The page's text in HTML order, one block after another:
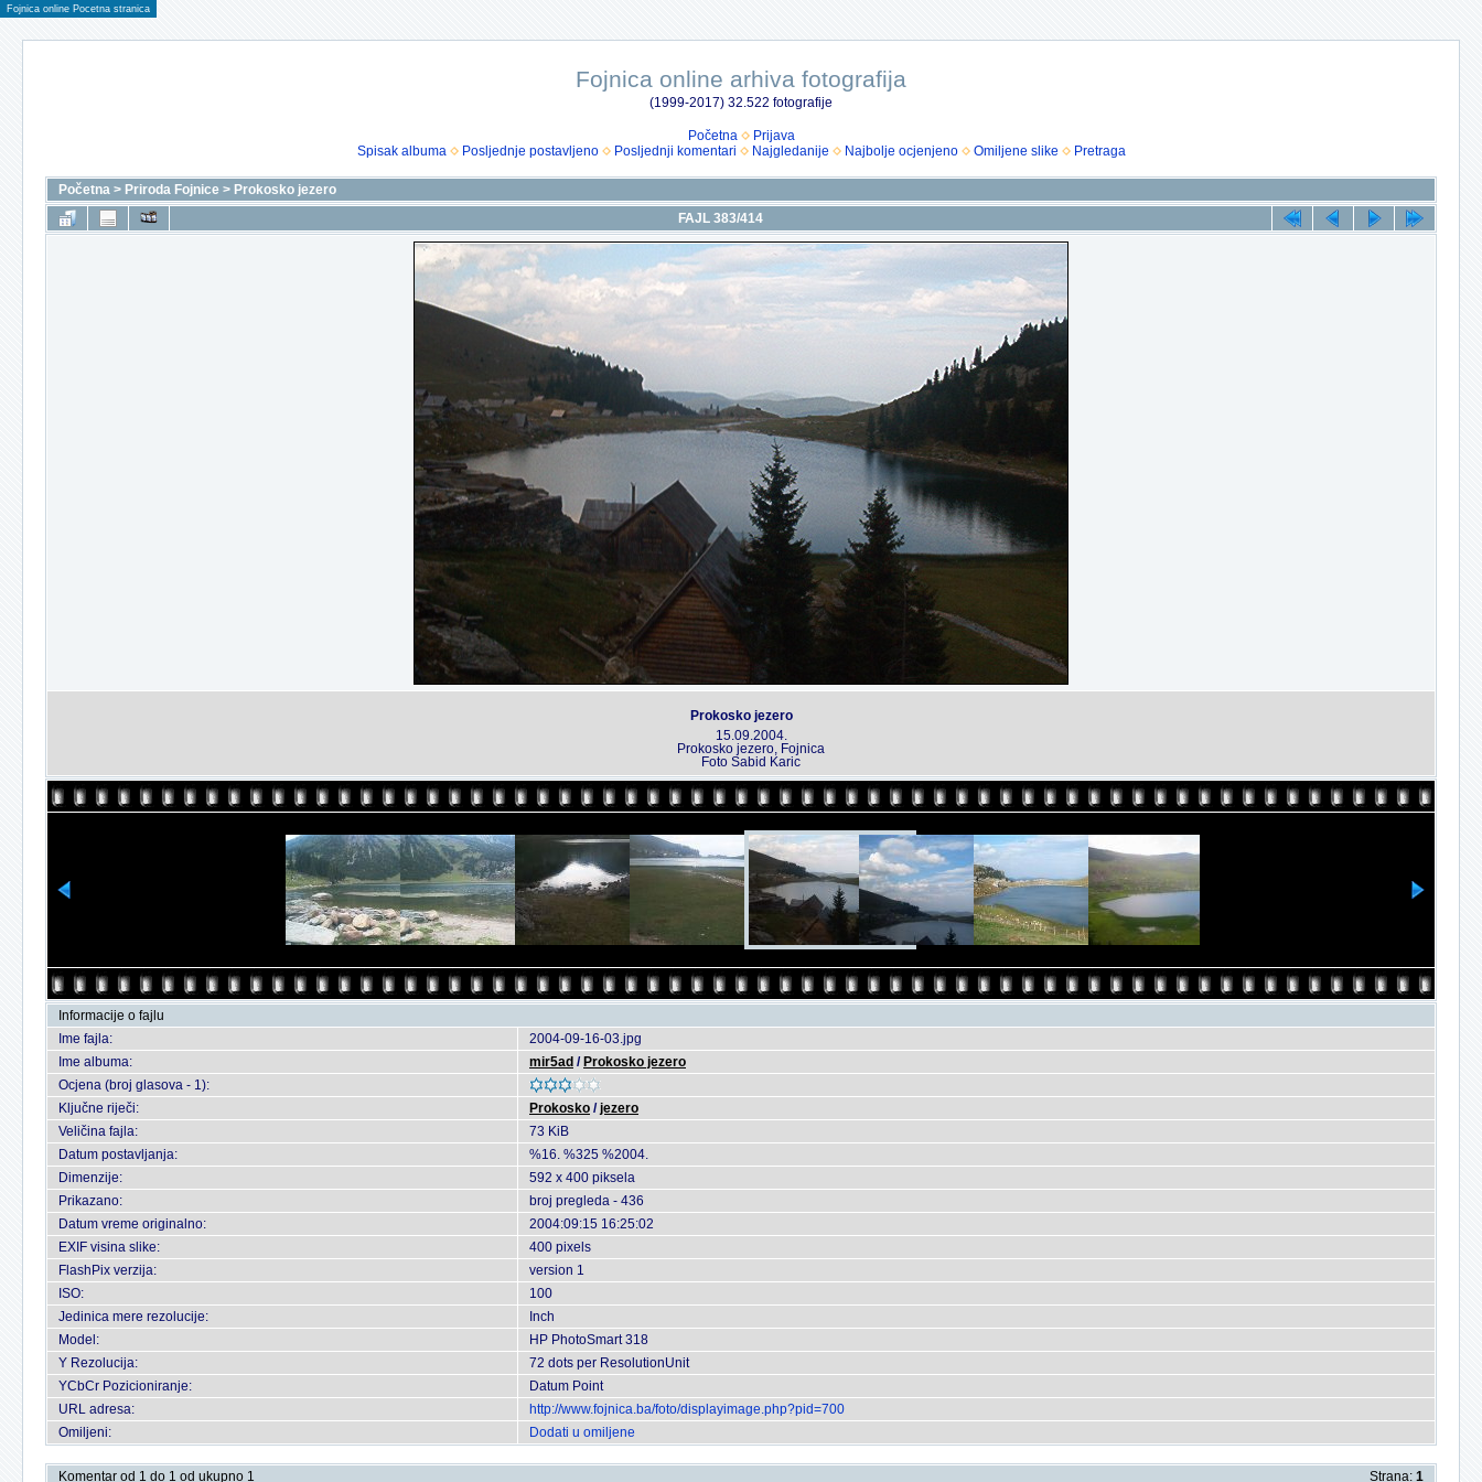
Fojnica online Pocetna stranica
Fojnica online arhiva fotografija
(1999-2017) 32.522 fotografije
Početna
Prijava
Spisak albuma
Posljednje postavljeno Posljednji komentari Najgledanije Najbolje ocjenjeno Omiljene slike Pretraga
Početna > Priroda Fojnice > Prokosko jezero
FAJL 383/414
Prokosko jezero
15.09.2004.
Prokosko jezero, Fojnica
Foto Sabid Karic
Informacije o fajlu
Ime fajla:
2004-09-16-03.jpg
Ime albuma:
mir5ad / Prokosko jezero
Ocjena (broj glasova - 1):
Ključne riječi:
Prokosko /jezero
Veličina fajla:
73 KiB
Datum postavljanja:
%16. %325 %2004.
Dimenzije:
592 x 400 piksela
Prikazano:
broj pregleda - 436
Datum vreme originalno:
2004:09:15 16:25:02
EXIF visina slike:
400 pixels
FlashPix verzija:
version 1
ISO:
100
Jedinica mere rezolucije:
Inch
Model:
HP PhotoSmart 318
Y Rezolucija:
72 dots per ResolutionUnit
YCbCr Pozicioniranje:
Datum Point
URL adresa:
http://www.fojnica.ba/foto/displayimage.php?pid=700
Omiljeni:
Dodati u omiljene
Komentar od 1 do 1 od ukupno 1 Strana: 1